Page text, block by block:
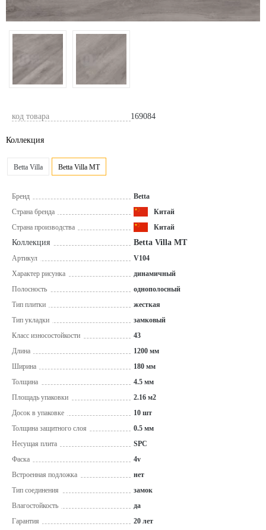
код товара 169084
Коллекция
Betta Villa Betta Villa MT
Бренд
Betta
Страна бренда
Китай
Страна производства
Китай
Коллекция Betta Villa MT
Артикул
V104
Характер рисунка
динамичный
Полосность
однополосный
Тип плитки
жесткая
Тип укладки
замковый
Класс износостойкости
43
Длина
1200 мм
Ширина
180 мм
Толщина
4.5 мм
Площадь упаковки
2.16 м2
Досок в упаковке
10 шт
Толщина защитного слоя
0.5 мм
Несущая плита
SPC
Фаска
4v
Встроенная подложка
нет
Тип соединения
замок
Влагостойкость
да
Гарантия
20 лет